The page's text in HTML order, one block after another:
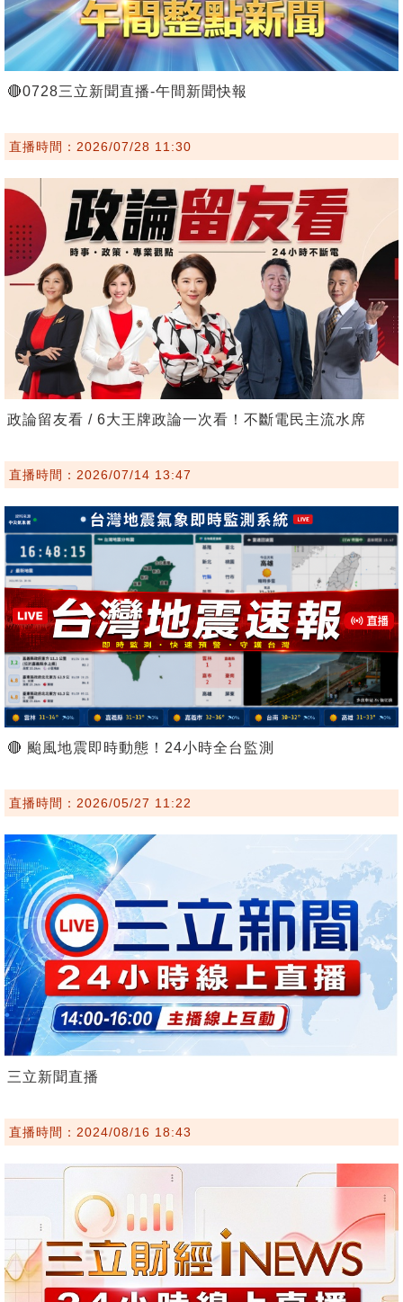
🔴0728三立新聞直播-午間新聞快報
直播時間：2026/07/28 11:30
政論留友看 / 6大王牌政論一次看！不斷電民主流水席
直播時間：2026/07/14 13:47
🔴 颱風地震即時動態！24小時全台監測
直播時間：2026/05/27 11:22
三立新聞直播
直播時間：2024/08/16 18:43